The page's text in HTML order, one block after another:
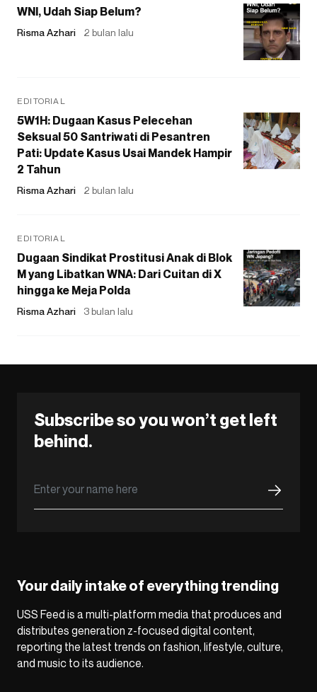
WNI, Udah Siap Belum?
Risma Azhari 2 bulan lalu
EDITORIAL
5W1H: Dugaan Kasus Pelecehan
Seksual 50 Santriwati di Pesantren
Pati: Update Kasus Usai Mandek Hampir
2 Tahun
Risma Azhari 2 bulan lalu
EDITORIAL
Dugaan Sindikat Prostitusi Anak di Blok
M yang Libatkan WNA: Dari Cuitan di X
hingga ke Meja Polda
Risma Azhari 3 bulan lalu
Subscribe so you won’t get left
behind.
Your daily intake of everything trending
USS Feed is a multi-platform media that produces and
distributes generation z-focused digital content,
reporting the latest trends on fashion, lifestyle, culture,
and music to its audience.